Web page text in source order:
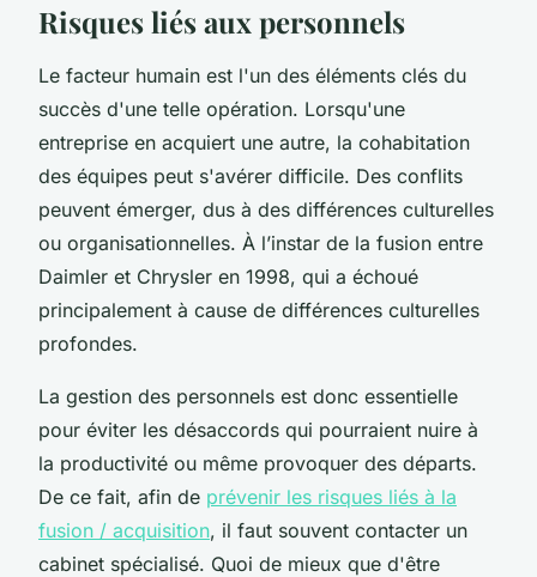
Risques liés aux personnels
Le facteur humain est l'un des éléments clés du
succès d'une telle opération. Lorsqu'une
entreprise en acquiert une autre, la cohabitation
des équipes peut s'avérer difficile. Des conflits
peuvent émerger, dus à des différences culturelles
ou organisationnelles. À l’instar de la fusion entre
Daimler et Chrysler en 1998, qui a échoué
principalement à cause de différences culturelles
profondes.
La gestion des personnels est donc essentielle
pour éviter les désaccords qui pourraient nuire à
la productivité ou même provoquer des départs.
De ce fait, afin de prévenir les risques liés à la
fusion / acquisition, il faut souvent contacter un
cabinet spécialisé. Quoi de mieux que d'être